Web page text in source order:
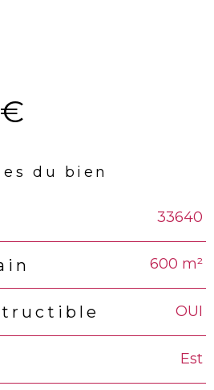
du bien
33640
600 m²
OUI
Est